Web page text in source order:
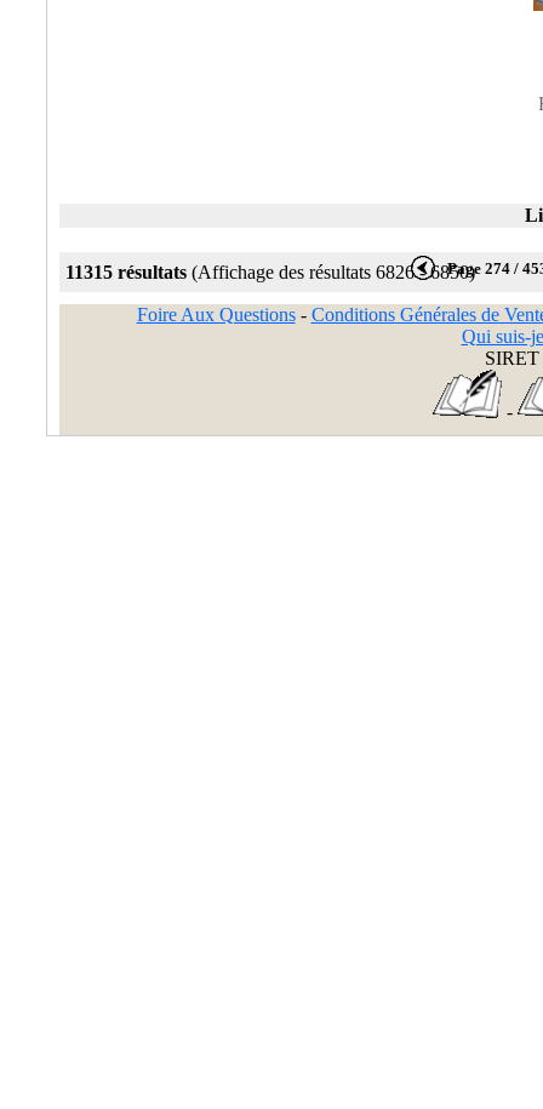
11315 résultats (Affichage des résultats 6826 - 6850)Page 274 /
Foire Aux Questions- Conditions Générales de
Qui suis-
SIRET
-